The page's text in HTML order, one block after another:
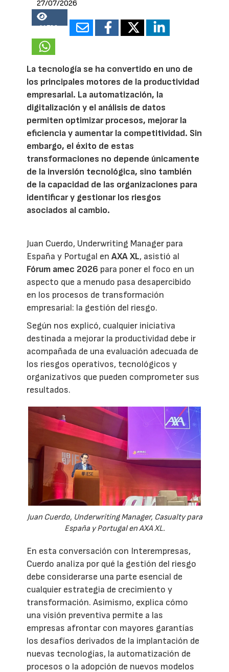
27/07/2026
14786
La tecnología se ha convertido en uno de
los principales motores de la productividad
empresarial. La automatización, la
digitalización y el análisis de datos
permiten optimizar procesos, mejorar la
eficiencia y aumentar la competitividad. Sin
embargo, el éxito de estas
transformaciones no depende únicamente
de la inversión tecnológica, sino también
de la capacidad de las organizaciones para
identificar y gestionar los riesgos
asociados al cambio.
Juan Cuerdo, Underwriting Manager para
España y Portugal enAXA XL, asistió al
Fórum amec 2026 para poner el foco en un
aspecto que a menudo pasa desapercibido
en los procesos de transformación
empresarial: la gestión del riesgo.
Según nos explicó, cualquier iniciativa
destinada a mejorar la productividad debe ir
acompañada de una evaluación adecuada de
los riesgos operativos, tecnológicos y
organizativos que pueden comprometer sus
resultados.
Juan Cuerdo, Underwriting Manager, Casualty para
España y Portugal en AXA XL.
En esta conversación con Interempresas,
Cuerdo analiza por qué la gestión del riesgo
debe considerarse una parte esencial de
cualquier estrategia de crecimiento y
transformación. Asimismo, explica cómo
una visión preventiva permite a las
empresas afrontar con mayores garantías
los desafíos derivados de la implantación de
nuevas tecnologías, la automatización de
procesos o la adopción de nuevos modelos